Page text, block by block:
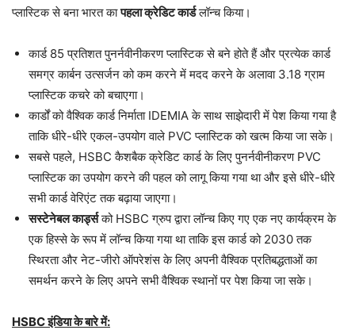
प्लास्टिक से बना भारत कापहला क्रेडिट कार्डलॉन्च किया।
कार्ड 85 प्रतिशत पुनर्नवीनीकरण प्लास्टिक से बने होते हैं और प्रत्येक कार्ड
समग्र कार्बन उत्सर्जन को कम करने में मदद करने के अलावा 3.18 ग्राम
प्लास्टिक कचरे को बचाएगा।
कार्डों को वैश्विक कार्ड निर्माता IDEMIA के साथ साझेदारी में पेश किया गया है
ताकि धीरे-धीरे एकल-उपयोग वाले PVC प्लास्टिक को खत्म किया जा सके।
सबसे पहले, HSBC कैशबैक क्रेडिट कार्ड के लिए पुनर्नवीनीकरण PVC
प्लास्टिक का उपयोग करने की पहल को लागू किया गया था और इसे धीरे-धीरे
सभी कार्ड वेरिएंट तक बढ़ाया जाएगा।
सस्टेनेबल कार्ड्सको HSBC ग्रुप द्वारा लॉन्च किए गए एक नए कार्यक्रम के
एक हिस्से के रूप में लॉन्च किया गया था ताकि इस कार्ड को 2030 तक
स्थिरता और नेट-जीरो ऑपरेशंस के लिए अपनी वैश्विक प्रतिबद्धताओं का
समर्थन करने के लिए अपने सभी वैश्विक स्थानों पर पेश किया जा सके।
HSBC इंडिया के बारे में: